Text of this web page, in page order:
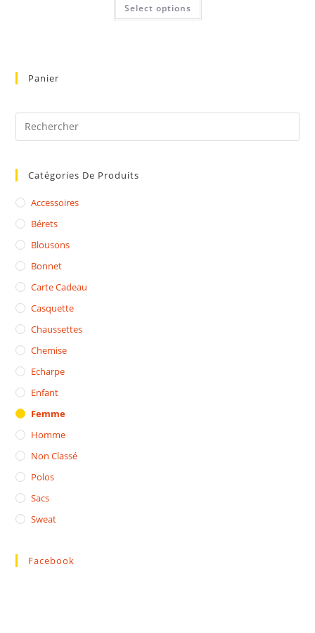
Select options
Panier
Catégories De Produits
Accessoires
Bérets
Blousons
Bonnet
Carte Cadeau
Casquette
Chaussettes
Chemise
Echarpe
Enfant
Femme
Homme
Non Classé
Polos
Sacs
Sweat
Facebook